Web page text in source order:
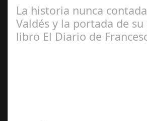
La historia nunca
Valdés y la portada de
libro El Diario de